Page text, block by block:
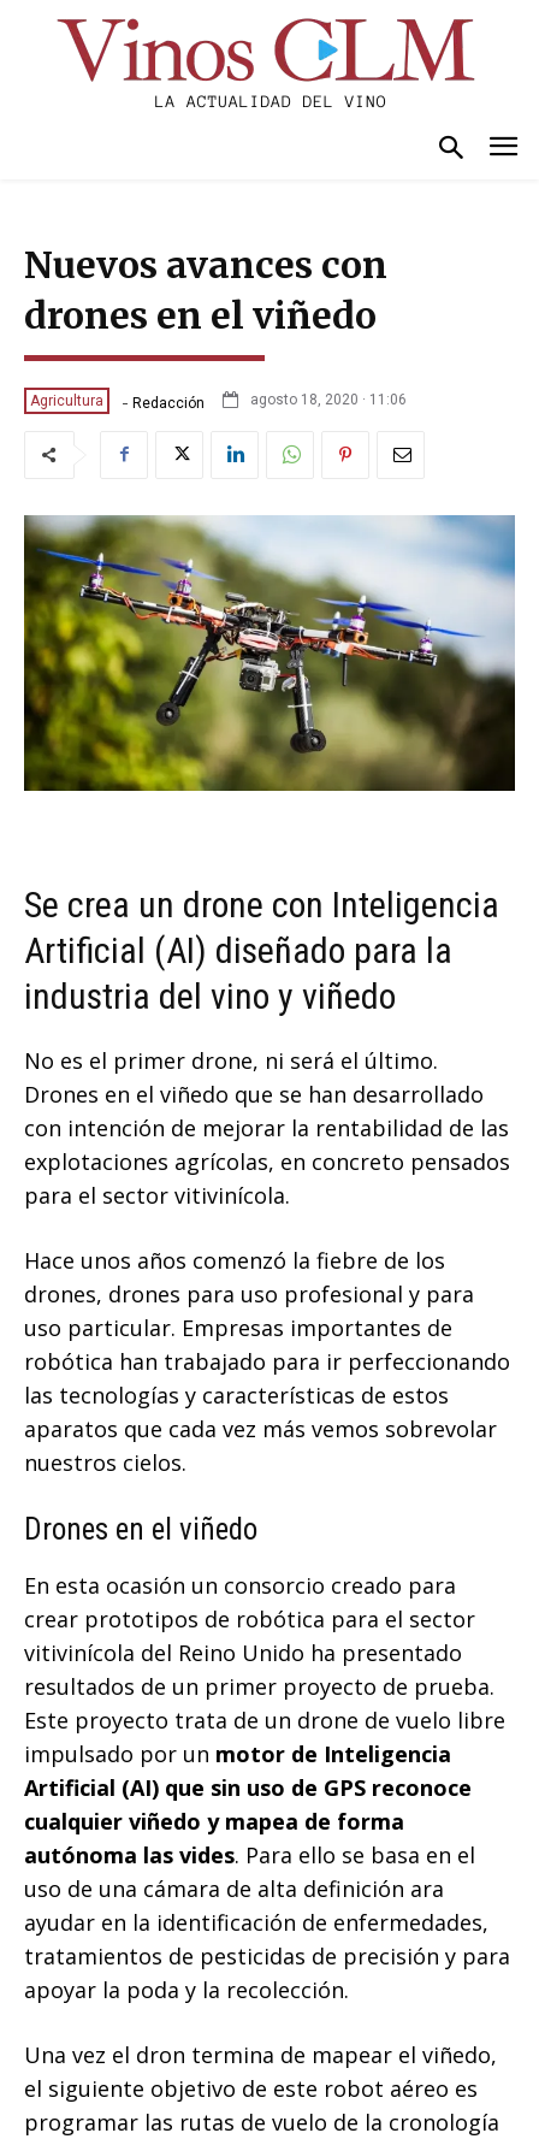
Nuevos avances con
drones en el viñedo
Agricultura - Redacción agosto 18, 2020 · 11:06
Se crea un drone con Inteligencia
Artificial (AI) diseñado para la
industria del vino y viñedo
No es el primer drone, ni será el último.
Drones en el viñedo que se han desarrollado
con intención de mejorar la rentabilidad de las
explotaciones agrícolas, en concreto pensados
para el sector vitivinícola.
Hace unos años comenzó la fiebre de los
drones, drones para uso profesional y para
uso particular. Empresas importantes de
robótica han trabajado para ir perfeccionando
las tecnologías y características de estos
aparatos que cada vez más vemos sobrevolar
nuestros cielos.
Drones en el viñedo
En esta ocasión un consorcio creado para
crear prototipos de robótica para el sector
vitivinícola del Reino Unido ha presentado
resultados de un primer proyecto de prueba.
Este proyecto trata de un drone de vuelo libre
impulsado por un motor de Inteligencia
Artificial (AI) que sin uso de GPS reconoce
cualquier viñedo y mapea de forma
autónoma las vides. Para ello se basa en el
uso de una cámara de alta definición ara
ayudar en la identificación de enfermedades,
tratamientos de pesticidas de precisión y para
apoyar la poda y la recolección.
Una vez el dron termina de mapear el viñedo,
el siguiente objetivo de este robot aéreo es
programar las rutas de vuelo de la cronología